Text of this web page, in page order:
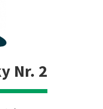
Nr. 2